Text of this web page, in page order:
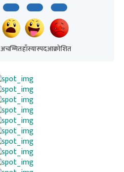
अचम्मितहाँस्यास्पदआक्रोशित